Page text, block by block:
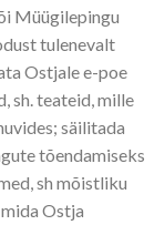
Müügilepingu
tulenevalt
Ostjale e-poe
sh. teateid, mille
säilitada
tõendamiseks
sh mõistliku
Ostja